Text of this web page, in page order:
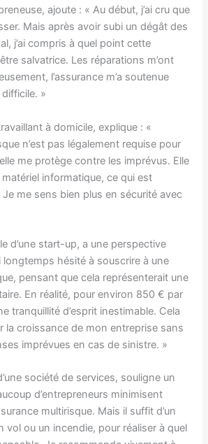
ajoute : « Au début, j’ai cru que
Mais après avoir subi un dégât des
j’ai compris à quel point cette
salvatrice. Les réparations m’ont
l’assurance m’a soutenue
»
à domicile, explique : «
n’est pas légalement requise pour
me protège contre les imprévus. Elle
informatique, ce qui est
me sens bien plus en sécurité avec
d’une start-up, a une perspective
longtemps hésité à souscrire à une
pensant que cela représenterait une
En réalité, pour environ 850 € par
tranquillité d’esprit inestimable. Cela
la croissance de mon entreprise sans
imprévues en cas de sinistre. »
société de services, souligne un
d’entrepreneurs minimisent
multirisque. Mais il suffit d’un
vol ou un incendie, pour réaliser à quel